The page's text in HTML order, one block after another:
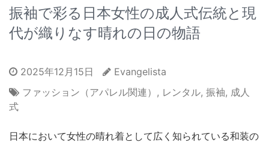
振袖で彩る日本女性の成人式伝統と現
代が織りなす晴れの日の物語
2025年12月15日
Evangelista
ファッション（アパレル関連） , レンタル, 振袖, 成人
式
日本において女性の晴れ着として広く知られている和装の